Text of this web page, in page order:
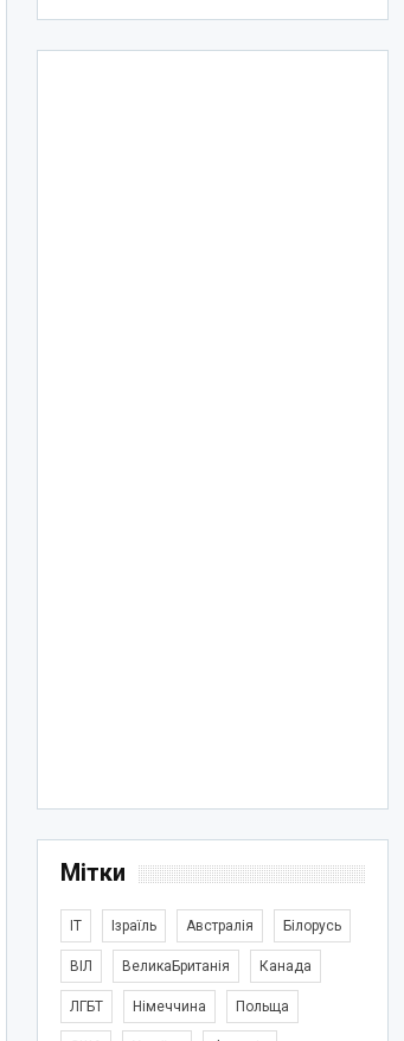
Мітки
IT Ізраїль Австралія Білорусь
ВІЛ ВеликаБританія Канада
ЛГБТ Німеччина Польща